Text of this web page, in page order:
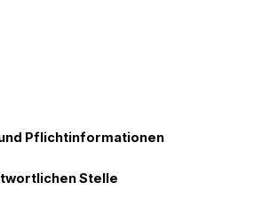
Pflichtinformationen
Stelle